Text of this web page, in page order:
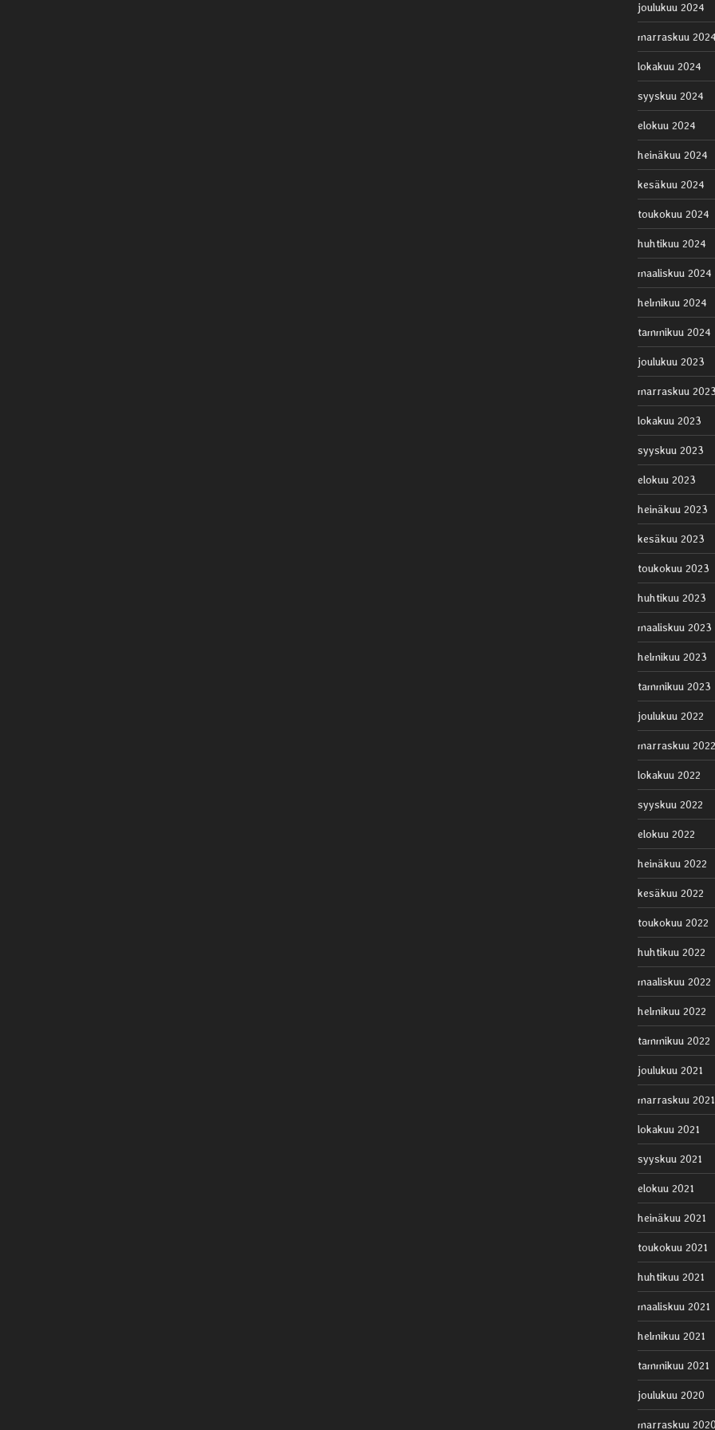
joulukuu 2024
marraskuu
lokakuu 2024
syyskuu 2024
elokuu 2024
heinäkuu 2024
kesäkuu 2024
toukokuu 2024
huhtikuu 2024
maaliskuu 2024
helmikuu 2024
tammikuu 2024
joulukuu 2023
marraskuu
lokakuu 2023
syyskuu 2023
elokuu 2023
heinäkuu 2023
kesäkuu 2023
toukokuu 2023
huhtikuu 2023
maaliskuu 2023
helmikuu 2023
tammikuu 2023
joulukuu 2022
marraskuu 2022
lokakuu 2022
syyskuu 2022
elokuu 2022
heinäkuu 2022
kesäkuu 2022
toukokuu 2022
huhtikuu 2022
maaliskuu 2022
helmikuu 2022
tammikuu 2022
joulukuu 2021
marraskuu 2021
lokakuu 2021
syyskuu 2021
elokuu 2021
heinäkuu 2021
toukokuu 2021
huhtikuu 2021
maaliskuu 2021
helmikuu 2021
tammikuu 2021
joulukuu 2020
marraskuu